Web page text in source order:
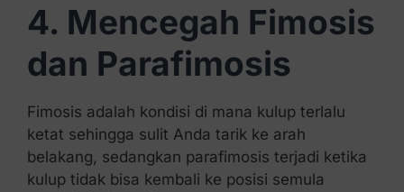
4. Mencegah Fimosis
dan Parafimosis
Fimosis adalah kondisi di mana kulup terlalu
ketat sehingga sulit Anda tarik ke arah
belakang, sedangkan parafimosis terjadi ketika
kulup tidak bisa kembali ke posisi semula